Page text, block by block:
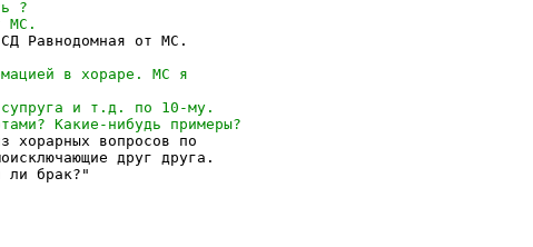
Равнодомная от МС.
хорарных вопросов по
друг друга.
ли брак?"